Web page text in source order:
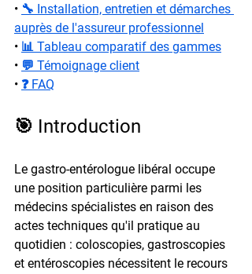
• 🔧 Installation, entretien et démarches
auprès de l'assureur professionnel
• 📊 Tableau comparatif des gammes
• 💬 Témoignage client
• ❓ FAQ
🎯 Introduction
Le gastro-entérologue libéral occupe
une position particulière parmi les
médecins spécialistes en raison des
actes techniques qu'il pratique au
quotidien : coloscopies, gastroscopies
et entéroscopies nécessitent le recours